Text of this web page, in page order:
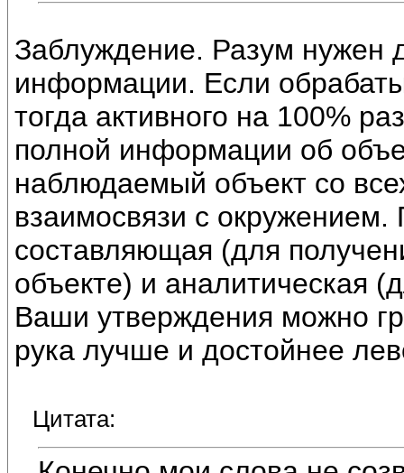
Заблуждение. Разум нужен
информации. Если
тогда активного на 100%
полной информации об
наблюдаемый объект со
взаимосвязи с
составляющая (для
объекте) и аналитическая
Ваши утверждения можно
рука лучше и достойнее
Цитата: